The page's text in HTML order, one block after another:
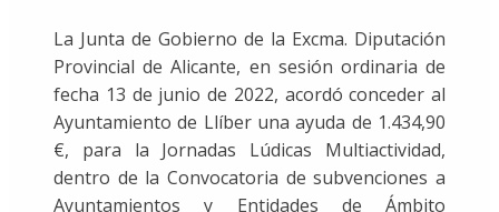
La Junta de Gobierno de la Excma. Diputación
Provincial de Alicante, en sesión ordinaria de
fecha 13 de junio de 2022, acordó conceder al
Ayuntamiento de Llíber una ayuda de 1.434,90
€, para la Jornadas Lúdicas Multiactividad,
dentro de la Convocatoria de subvenciones a
Ayuntamientos y Entidades de Ámbito